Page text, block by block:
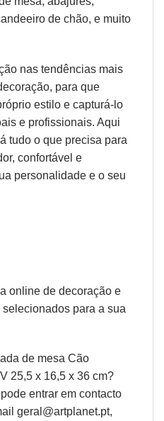
de chão, e muito
nas tendências mais
para que
estilo e capturá-lo
e profissionais. Aqui
tudo o que precisa para
confortável e
personalidade e o seu
online de decoração e
para a sua
de mesa Cão
25,5 x 16,5 x 36 cm?
entrar em contacto
geral@artplanet.pt,